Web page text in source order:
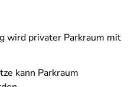
wird privater Parkraum mit
kann Parkraum